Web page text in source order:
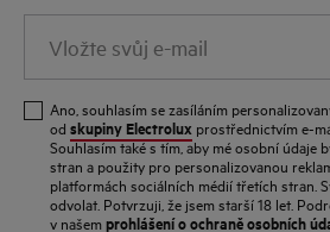
svůj
mailAno, souhlasím se zasíláním
od skupiny Electrolux prostřednictvím e-
Souhlasím také s tím, aby mé osobní údaje
stran a použity pro personalizovanou
platformách sociálních médií třetích stran.
odvolat. Potvrzuji, že jsem starší 18 let.
v našemprohlášení o ochraně osobních